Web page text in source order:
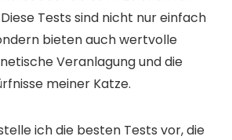
Tests sind nicht nur einfach
bieten auch wertvolle
Veranlagung und die
meiner Katze.
ich die besten Tests vor, die